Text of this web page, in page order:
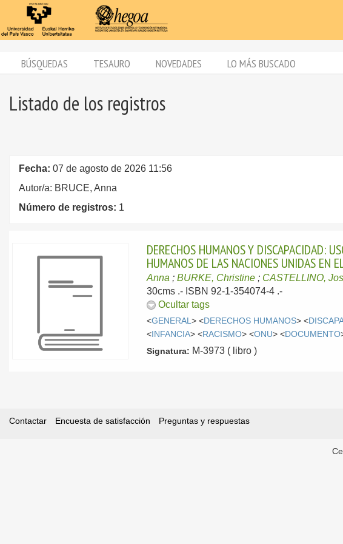
BÚSQUEDAS TESAURO NOVEDADES LO MÁS BUSCADO
Listado de los registros
Fecha: 07 de agosto de 2026 11:56
Autor/a: BRUCE, Anna
Número de registros: 1
DERECHOS HUMANOS Y DISCAPACIDAD:
HUMANOS DE LAS NACIONES UNIDAS EN
Anna ;BURKE, Christine ; CASTELLINO,
30cms .- ISBN 92-1-354074-4 .-
Ocultar tags
<GENERAL> <DERECHOS HUMANOS> <
<INFANCIA> <RACISMO> <ONU> <DOCUMENTO
Signatura: M-3973 ( libro )
Contactar Encuesta de satisfacción Preguntas y respuestas